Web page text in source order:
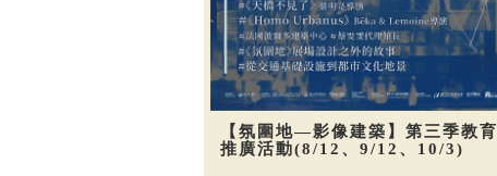
【氛圍地—影像建築】第三季教育
推廣活動(8/12、9/12、10/3)